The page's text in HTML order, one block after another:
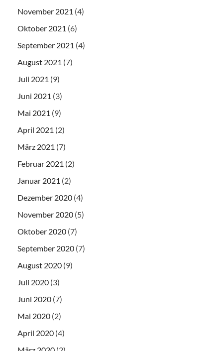
November 2021 (4)
Oktober 2021 (6)
September 2021 (4)
August 2021 (7)
Juli 2021 (9)
Juni 2021 (3)
Mai 2021 (9)
April 2021 (2)
März 2021 (7)
Februar 2021 (2)
Januar 2021 (2)
Dezember 2020 (4)
November 2020 (5)
Oktober 2020 (7)
September 2020 (7)
August 2020 (9)
Juli 2020 (3)
Juni 2020 (7)
Mai 2020 (2)
April 2020 (4)